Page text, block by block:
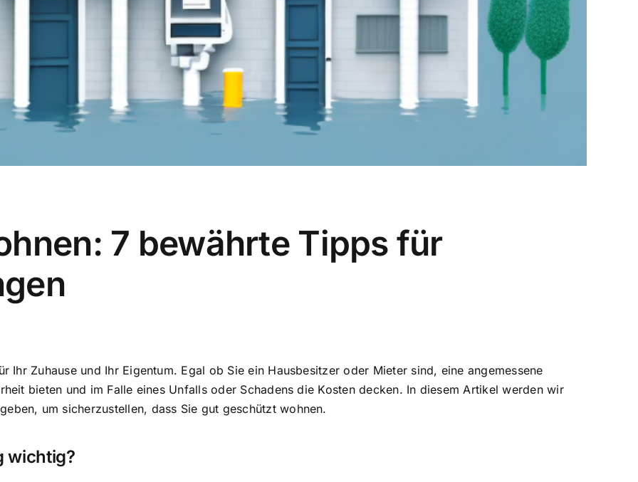
7 bewährte Tipps für
Ihr Zuhauseund Ihr Eigentum. Egal ob Sie ein Hausbesitzer oder Mieter sind, eine angemessene
bieten und im Falle eines Unfalls oder Schadens die Kosten decken. In diesem Artikel werden wir
um sicherzustellen, dass Sie gut geschützt wohnen.
wichtig?